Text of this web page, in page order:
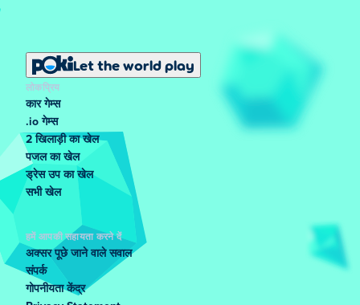
Let the world play
लोकप्रिय
कार गेम्स
.io गेम्स
2 खिलाड़ी का खेल
पजल का खेल
ड्रेस उप का खेल
सभी खेल
हमें आपकी सहायता करने दें
अक्सर पूछे जाने वाले सवाल
संपर्क
गोपनीयता केंद्र